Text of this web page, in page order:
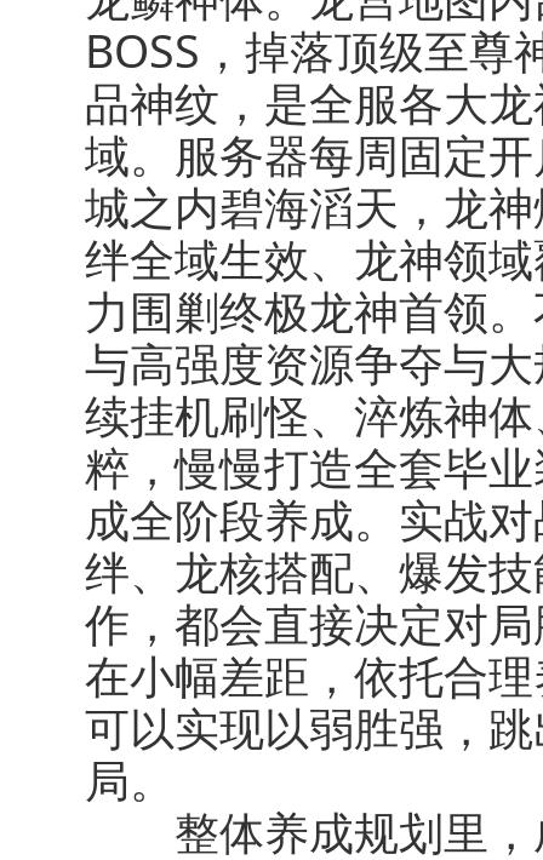
BOSS，掉落顶级至
品神纹，是全服各大
域。服务器每周固定
城之内碧海滔天，龙
绊全域生效、龙神领
力围剿终极龙神首领
与高强度资源争夺与
续挂机刷怪、淬炼神
粹，慢慢打造全套毕
成全阶段养成。实战
绊、龙核搭配、爆发
作，都会直接决定对
在小幅差距，依托合
可以实现以弱胜强，
局。
整体养成规划里，